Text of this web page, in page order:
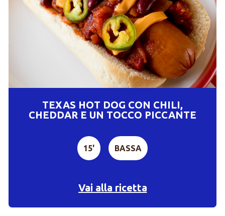
TEXAS HOT DOG CON CHILI,
CHEDDAR E UN TOCCO PICCANTE
15' BASSA
Vai alla ricetta